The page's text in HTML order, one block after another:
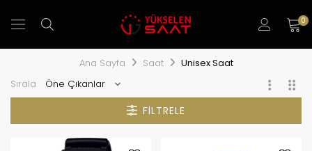
0
Ana Sayfa Saat Unisex Saat
Sırala
FILTRELE